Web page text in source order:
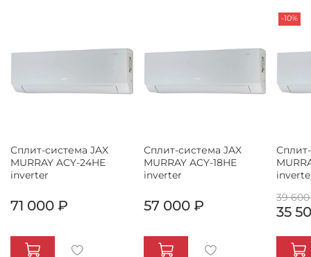
Сплит-система JAX
MURRAY ACY-24HE
inverter
71 000 ₽
Сплит-система JAX
MURRAY ACY-18HE
inverter
57 000 ₽
-10%
39
35